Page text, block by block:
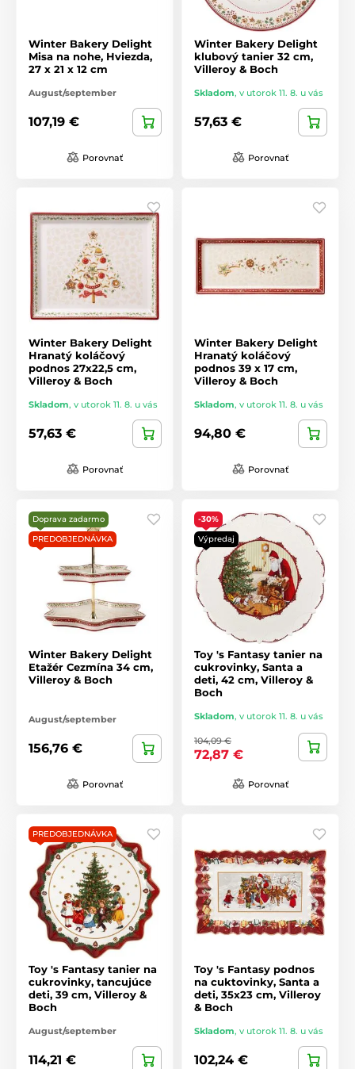
Winter Bakery Delight
Misa na nohe, Hviezda,
27 x 21 x 12 cm
August/september
107,19 €
Porovnať
Winter Bakery Delight
klubový tanier 32 cm,
Villeroy & Boch
Skladom, v utorok 11. 8. u vás
57,63 €
Porovnať
Winter Bakery Delight
Hranatý koláčový
podnos 27x22,5 cm,
Villeroy & Boch
Skladom, v utorok 11. 8. u vás
57,63 €
Porovnať
Winter Bakery Delight
Hranatý koláčový
podnos 39 x 17 cm,
Villeroy & Boch
Skladom, v utorok 11. 8. u vás
94,80 €
Porovnať
Doprava zadarmo
PREDOBJEDNÁVKA
Winter Bakery Delight
Etažér Cezmína 34 cm,
Villeroy & Boch
August/september
156,76 €
Porovnať
-30%
Výpredaj
Toy 's Fantasy tanier na
cukrovinky, Santa a
deti, 42 cm, Villeroy &
Boch
Skladom, v utorok 11. 8. u vás
104,09 €
72,87 €
Porovnať
PREDOBJEDNÁVKA
Toy 's Fantasy tanier na
cukrovinky, tancujúce
deti, 39 cm, Villeroy &
Boch
August/september
114,21 €
Toy 's Fantasy podnos
na cuktovinky, Santa a
deti, 35x23 cm, Villeroy
& Boch
Skladom, v utorok 11. 8. u vás
102,24 €